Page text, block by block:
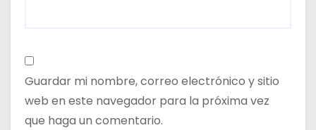
Guardar mi nombre, correo electrónico y sitio
web en este navegador para la próxima vez
que haga un comentario.